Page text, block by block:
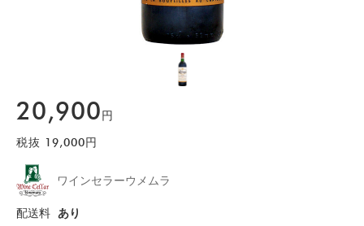
20,900 円
税抜 19,000 円
ワインセラーウメムラ
配送料
あり